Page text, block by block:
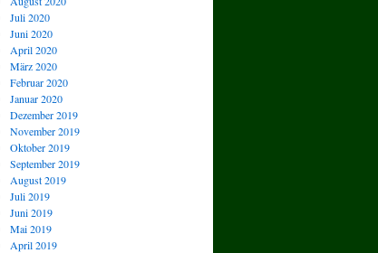
Juli 2020
Juni 2020
April 2020
März 2020
Februar 2020
Januar 2020
Dezember 2019
November 2019
Oktober 2019
September 2019
August 2019
Juli 2019
Juni 2019
Mai 2019
April 2019